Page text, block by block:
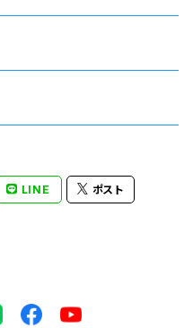
LINE ポスト